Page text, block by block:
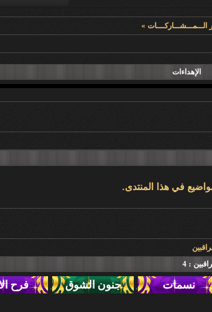
الـــمـــشـــاركــــات »
الإهداءات
في هذا المنتدى.
: 4